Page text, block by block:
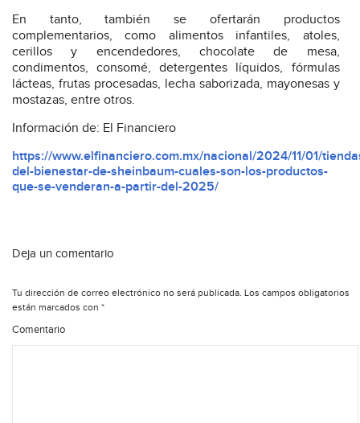
En tanto, también se ofertarán productos
complementarios, como alimentos infantiles, atoles,
cerillos y encendedores, chocolate de mesa,
condimentos, consomé, detergentes líquidos, fórmulas
lácteas, frutas procesadas, lecha saborizada, mayonesas y
mostazas, entre otros.
Información de: El Financiero
https://www.elfinanciero.com.mx/nacional/2024/11/01/
del-bienestar-de-sheinbaum-cuales-son-los-productos-
que-se-venderan-a-partir-del-2025/
Deja un comentario
Tu dirección de correo electrónico no será publicada. Los campos obligatorios
están marcados con *
Comentario